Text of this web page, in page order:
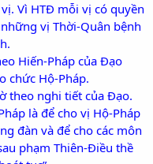
Vì HTĐ mỗi vị có quyền
vị Thời-Quân bệnh
Hiến-Pháp của Đạo
chức Hộ-Pháp.
theo nghi tiết của Đạo.
là để cho vị Hộ-Pháp
đàn và để cho các môn
phạm Thiên-Điều thề